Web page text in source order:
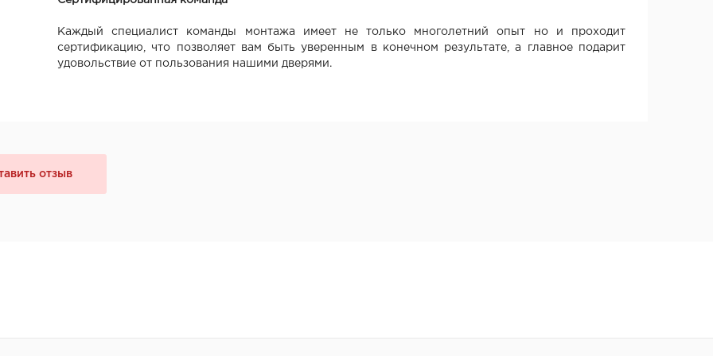
Каждый специалист команды монтажа имеет не только многолетний опыт но и проходит
сертификацию, что позволяет вам быть уверенным в конечном результате, а главное подарит
удовольствие от пользования нашими дверями.
отзыв